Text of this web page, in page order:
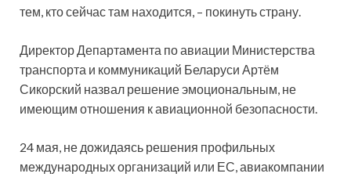
тем, кто сейчас там находится, – покинуть страну.
Директор Департамента по авиации Министерства
транспорта и коммуникаций Беларуси Артём
Сикорский назвал решение эмоциональным, не
имеющим отношения к авиационной безопасности.
24 мая, не дожидаясь решения профильных
международных организаций или ЕС, авиакомпании